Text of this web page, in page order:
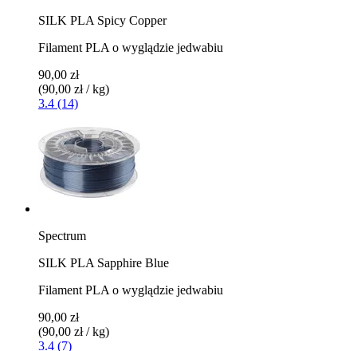
SILK PLA Spicy Copper
Filament PLA o wyglądzie jedwabiu
90,00 zł
(90,00 zł / kg)
3.4 (14)
Spectrum
SILK PLA Sapphire Blue
Filament PLA o wyglądzie jedwabiu
90,00 zł
(90,00 zł / kg)
3.4 (7)